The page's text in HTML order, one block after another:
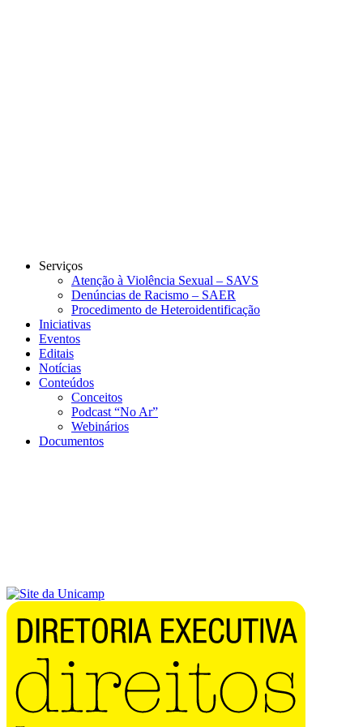
Serviços
Atenção à Violência Sexual – SAVS
Denúncias de Racismo – SAER
Procedimento de Heteroidentificação
Iniciativas
Eventos
Editais
Notícias
Conteúdos
Conceitos
Podcast “No Ar”
Webinários
Documentos